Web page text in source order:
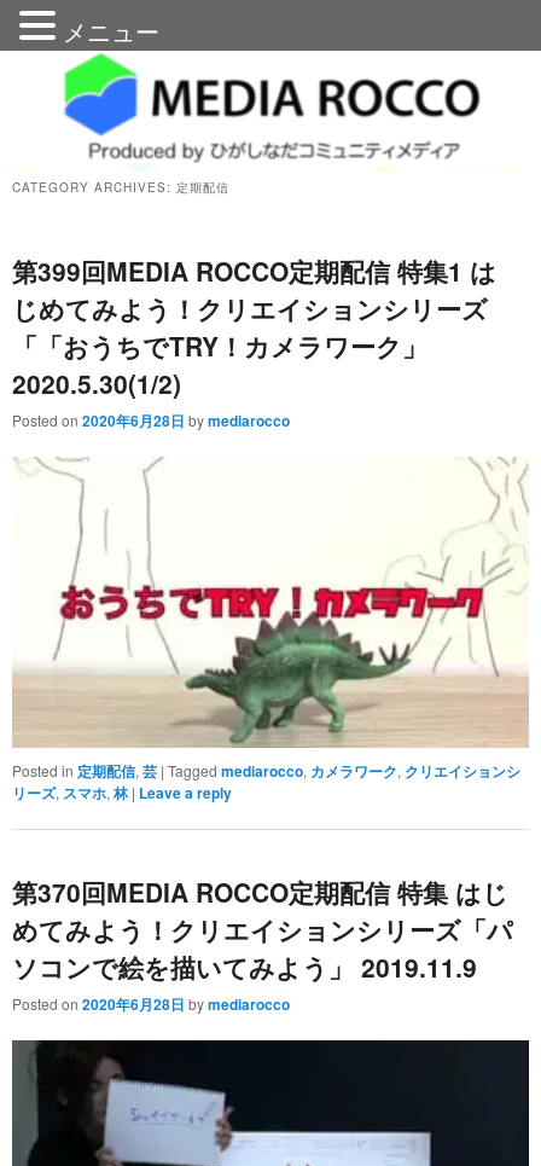
メディアろっこう
CATEGORY ARCHIVES:定期配信
第399回MEDIA ROCCO定期配信 特集1 は
じめてみよう！クリエイションシリーズ
「「おうちでTRY！カメラワーク」
2020.5.30(1/2)
Posted on2020年6月28日 bymediarocco
Posted in 定期配信,芸 |Tagged mediarocco, カメラワーク, クリエイションシ
リーズ, スマホ,林 | Leave a reply
第370回MEDIA ROCCO定期配信 特集 はじ
めてみよう！クリエイションシリーズ「パ
ソコンで絵を描いてみよう」 2019.11.9
Posted on2020年6月28日 bymediarocco
メニュー